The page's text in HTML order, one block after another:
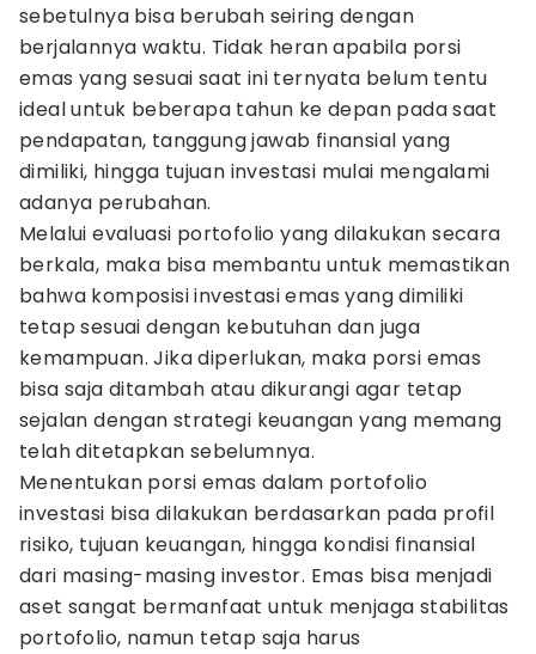
sebetulnya bisa berubah seiring dengan
berjalannya waktu. Tidak heran apabila porsi
emas yang sesuai saat ini ternyata belum tentu
ideal untuk beberapa tahun ke depan pada saat
pendapatan, tanggung jawab finansial yang
dimiliki, hingga tujuan investasi mulai mengalami
adanya perubahan.
Melalui evaluasi portofolio yang dilakukan secara
berkala, maka bisa membantu untuk memastikan
bahwa komposisi investasi emas yang dimiliki
tetap sesuai dengan kebutuhan dan juga
kemampuan. Jika diperlukan, maka porsi emas
bisa saja ditambah atau dikurangi agar tetap
sejalan dengan strategi keuangan yang memang
telah ditetapkan sebelumnya.
Menentukan porsi emas dalam portofolio
investasi bisa dilakukan berdasarkan pada profil
risiko, tujuan keuangan, hingga kondisi finansial
dari masing-masing investor. Emas bisa menjadi
aset sangat bermanfaat untuk menjaga stabilitas
portofolio, namun tetap saja harus